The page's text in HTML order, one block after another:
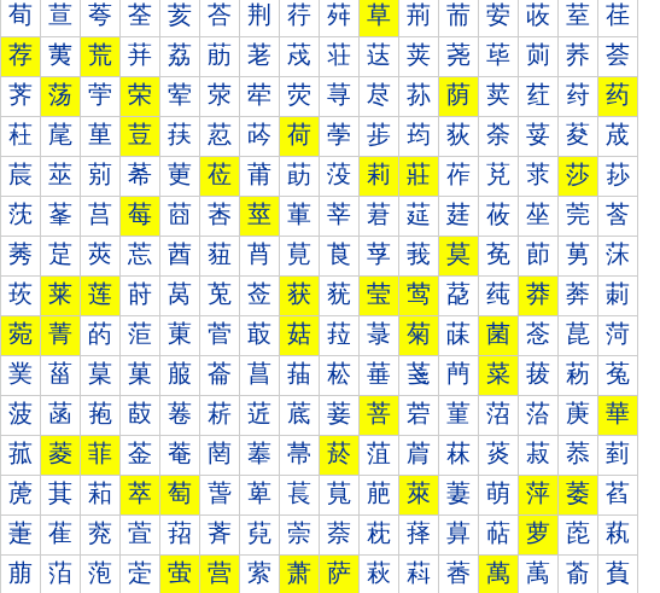
荀 荁 荂 荃 荄 荅 荆 荇 荈 草 荊 荋 荌 荍 荎 荏
荐 荑 荒 荓 荔 荕 荖 荗 荘 荙 荚 荛 荜 荝 荞 荟
荠 荡 荢 荣 荤 荥 荦 荧 荨 荩 荪 荫 荬 荭 荮 药
荰 荱 荲 荳 荴 荵 荶 荷 荸 荹 荺 荻 荼 荽 荾 荿
莀 莁 莂 莃 莄 莅 莆 莇 莈 莉 莊 莋 莌 莍 莎 莏
莐 莑 莒 莓 莔 莕 莖 莗 莘 莙 莚 莛 莜 莝 莞 莟
莠 莡 莢 莣 莤 莥 莦 莧 莨 莩 莪 莫 莬 莭 莮 莯
莰 莱 莲 莳 莴 莵 莶 获 莸 莹 莺 莻 莼 莽 莾 莿
菀 菁 菂 菃 菄 菅 菆 菇 菈 菉 菊 菋 菌 菍 菎 菏
菐 菑 菒 菓 菔 菕 菖 菗 菘 菙 菚 菛 菜 菝 菞 菟
菠 菡 菢 菣 菤 菥 菦 菧 菨 菩 菪 菫 菬 菭 菮 華
菰 菱 菲 菳 菴 菵 菶 菷 菸 菹 菺 菻 菼 菽 菾 菿
萀 萁 萂 萃 萄 萅 萆 萇 萈 萉 萊 萋 萌 萍 萎 萏
萐 萑 萒 萓 萔 萕 萖 萗 萘 萙 萚 萛 萜 萝 萞 萟
萠 萡 萢 萣 萤 营 萦 萧 萨 萩 萪 萫 萬 萭 萮 萯